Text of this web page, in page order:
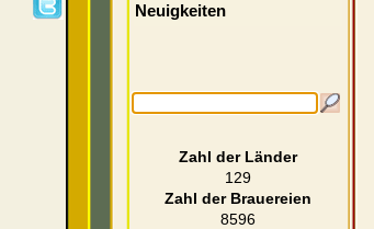
Neuigkeiten
Zahl der Länder
129
Zahl der Brauereien
8596